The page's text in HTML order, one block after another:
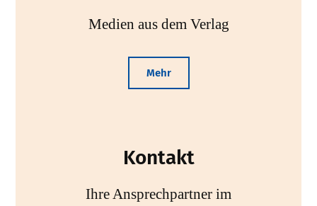
Medien aus dem Verlag
Mehr
Kontakt
Ihre Ansprechpartner im